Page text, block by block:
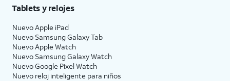
Tablets y relojes
Nuevo Apple iPad
Nuevo Samsung Galaxy Tab
Nuevo Apple Watch
Nuevo Samsung Galaxy Watch
Nuevo Google Pixel Watch
Nuevo reloj inteligente para niños